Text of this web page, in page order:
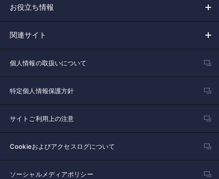
お役立ち情報
関連サイト
個人情報の取扱いについて
特定個人情報保護方針
サイトご利用上の注意
Cookieおよびアクセスログについて
ソーシャルメディアポリシー